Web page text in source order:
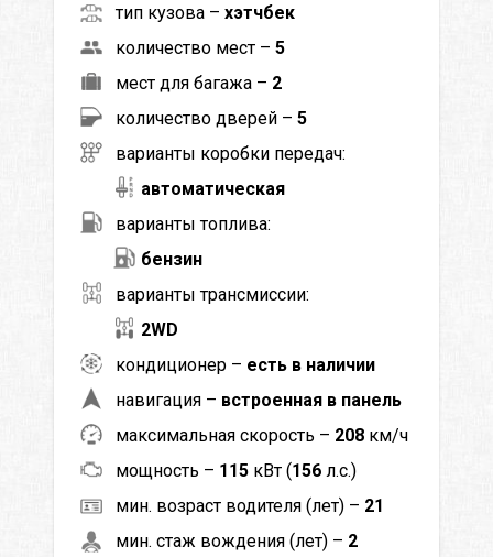
тип кузова – хэтчбек
количество мест – 5
мест для багажа – 2
количество дверей – 5
варианты коробки передач:
автоматическая
варианты топлива:
бензин
варианты трансмиссии:
2WD
кондиционер – есть в наличии
навигация – встроенная в панель
максимальная скорость – 208 км/ч
мощность – 115 кВт (156 л.с.)
мин. возраст водителя (лет) – 21
мин. стаж вождения (лет) – 2